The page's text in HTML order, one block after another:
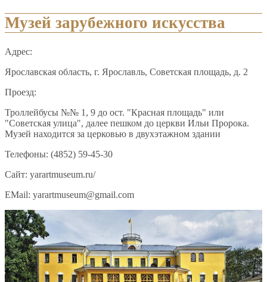
Музей зарубежного искусства
Адрес:
Ярославская область, г. Ярославль, Советская площадь, д. 2
Проезд:
Троллейбусы №№ 1, 9 до ост. "Красная площадь" или
"Советская улица", далее пешком до церкви Ильи Пророка.
Музей находится за церковью в двухэтажном здании
Телефоны: (4852) 59-45-30
Сайт: yarartmuseum.ru/
EMail: yarartmuseum@gmail.com